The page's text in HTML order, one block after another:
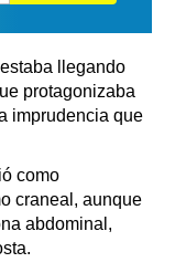
llegando
protagonizaba
imprudencia que
como
craneal, aunque
abdominal,